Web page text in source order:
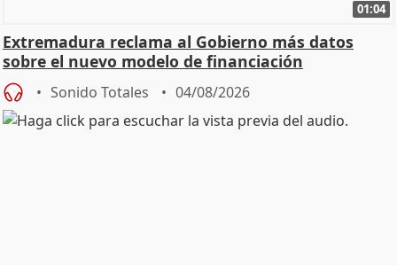
01:04
Extremadura reclama al Gobierno más datos
sobre el nuevo modelo de financiación
Sonido Totales 04/08/2026